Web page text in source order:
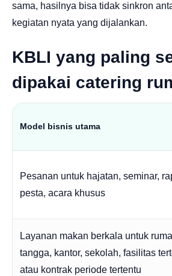
sama, hasilnya bisa tidak sinkron
kegiatan nyata yang dijalankan.
KBLI yang paling
dipakai catering
Model bisnis utama
Pesanan untuk hajatan, seminar,
pesta, acara khusus
Layanan makan berkala untuk
tangga, kantor, sekolah, fasilitas
atau kontrak periode tertentu